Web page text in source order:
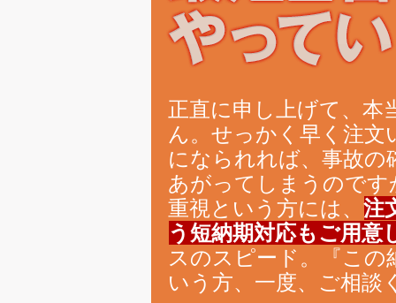
正直に申し上げて、本
ん。せっかく早く注
になられれば、事故の
あがってしまうので
重視という方には、注
う短納期対応もご用意
スのスピード。『こ
いう方、一度、ご相談